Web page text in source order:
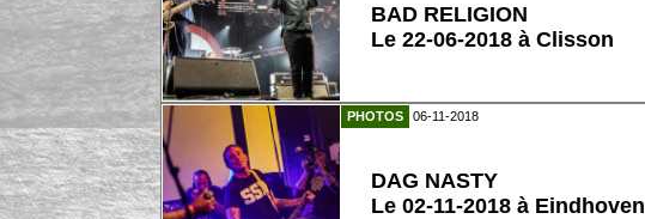
BAD RELIGION
Le 22-06-2018 à Clisson
PHOTOS 06-11-2018
DAG NASTY
Le 02-11-2018 à Eindhoven